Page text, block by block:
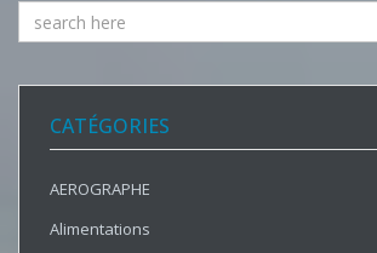
CATÉGORIES
AEROGRAPHE
Alimentations